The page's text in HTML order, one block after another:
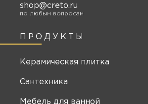
ПРОДУКТЫ
Керамическая плитка
Сантехника
Мебель для ванной
shop@creto.ru
по любым вопросам